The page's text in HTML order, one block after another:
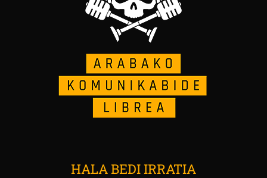
HALA BEDI IRRATIA